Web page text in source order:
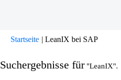
Startseite | LeanIX bei SAP(aktuelle
Suchergebnisse für"LeanIX".